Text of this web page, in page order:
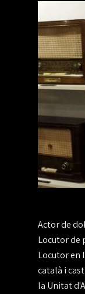
Actor de
Locutor de
Locutor en
català i
la Unitat